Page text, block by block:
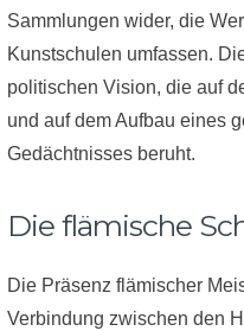
Sammlungen wider, die
Kunstschulen umfassen.
politischen Vision, die auf
und auf dem Aufbau eines
Gedächtnisses beruht.
Die flämische
Die Präsenz flämischer
Verbindung zwischen den